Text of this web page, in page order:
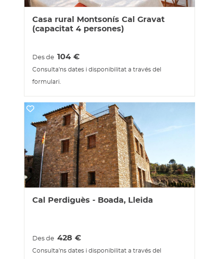
Casa rural Montsonís Cal Gravat
(capacitat 4 persones)
Des de 104€
Consulta'ns dates i disponibilitat a través del
formulari.
Cal Perdiguès - Boada, Lleida
Des de 428€
Consulta'ns dates i disponibilitat a través del